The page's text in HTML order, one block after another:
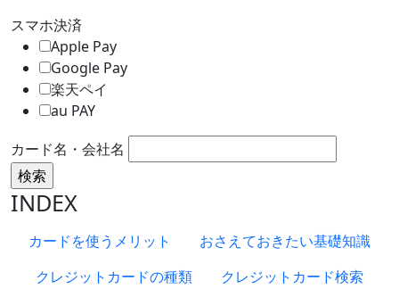
スマホ決済
Apple Pay
Google Pay
楽天ペイ
au PAY
カード名・会社名
INDEX
カードを使うメリット
おさえておきたい基礎知識
クレジットカードの種類
クレジットカード検索